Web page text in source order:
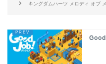
キングダムハーツ メロディ オブ